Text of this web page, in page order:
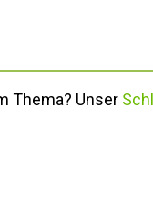
Thema? Unser